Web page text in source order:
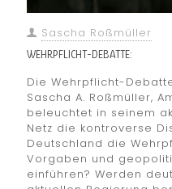
Sascha Roßmüller
WEHRPFLICHT-DEBATTE:
Die Wehrpflicht-
Sascha A. Roßmüller,
beleuchtet in seinem
Netz die kontroverse
Deutschland die
Vorgaben und
einführen? Werden